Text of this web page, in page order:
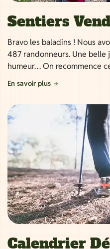
Sentiers
Bravo les baladins ! Nous
487 randonneurs. Une belle
humeur… On recommence
En savoir plus
Calendrier